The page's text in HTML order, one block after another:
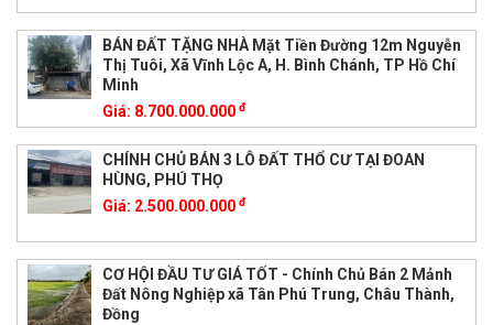
BÁN ĐẤT TẶNG NHÀ Mặt Tiền Đường 12m Nguyễn
Thị Tuôi, Xã Vĩnh Lộc A, H. Bình Chánh, TP Hồ Chí
Minh
Giá: 8.700.000.000 đ
CHÍNH CHỦ BÁN 3 LÔ ĐẤT THỔ CƯ TẠI ĐOAN
HÙNG, PHÚ THỌ
Giá: 2.500.000.000 đ
CƠ HỘI ĐẦU TƯ GIÁ TỐT - Chính Chủ Bán 2 Mảnh
Đất Nông Nghiệp xã Tân Phú Trung, Châu Thành,
Đồng